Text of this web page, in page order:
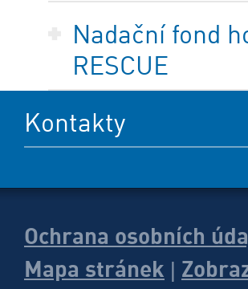
Nadační fond
RESCUE
Kontakty
Ochrana osobních
Mapa stránek